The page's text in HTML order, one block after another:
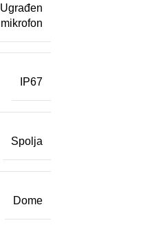
Ugrađen
mikrofon
IP67
Spolja
Dome